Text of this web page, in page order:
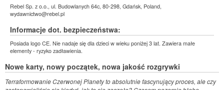
Rebel Sp. z o.o., ul. Budowlanych 64c, 80-298, Gdańsk, Poland,
wydawnictwo@rebel.pl
Informacje dot. bezpieczeństwa:
Posiada logo CE. Nie nadaje się dla dzieci w wieku poniżej 3 lat. Zawiera małe
elementy - ryzyko zadławienia.
Nowe karty, nowy początek, nowa jakość rozgrywki
Terraformowanie Czerwonej Planety to absolutnie fascynujący proces, ale czy